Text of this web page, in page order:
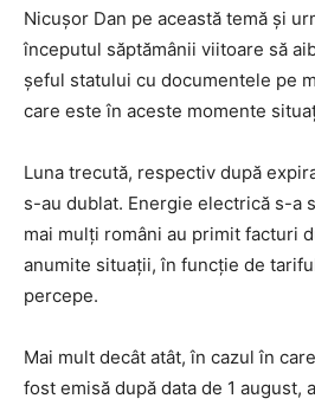
Nicușor Dan pe această temă și
începutul săptămânii viitoare să
șeful statului cu documentele pe
care este în aceste momente
Luna trecută, respectiv după
s-au dublat. Energie electrică s-a
mai mulți români au primit facturi
anumite situații, în funcție de
percepe.
Mai mult decât atât, în cazul în
fost emisă după data de 1 august,